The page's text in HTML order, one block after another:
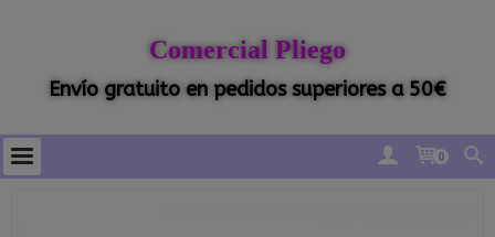
Comercial Pliego
Envío gratuito en pedidos superiores a 50€
0